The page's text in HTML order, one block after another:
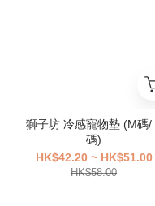
獅子坊 冷感寵物墊 (M碼/ L
碼)
HK$42.20 ~ HK$51.00
HK$58.00